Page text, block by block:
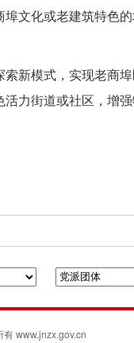
文化或老建筑特色
新模式，实现老商
力街道或社区，增
www.jnzx.gov.cn